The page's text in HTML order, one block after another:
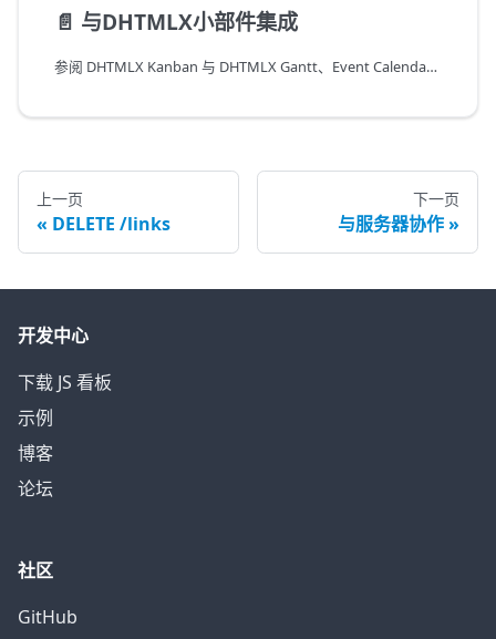
📄️ 与DHTMLX小部件集成
参阅 DHTMLX Kanban 与 DHTMLX Gantt、Event Calendar 和 To Do List 小部件的集成指南。了解如何在同一应用中将 Kanban 与 Gantt 及其他 DHTMLX 组件结合使用。
上一页
DELETE /links
下一页
与服务器协作
开发中心
下载 JS 看板
示例
博客
论坛
社区
GitHub